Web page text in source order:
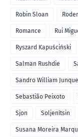
Robin Sloan
Romance Rui
Ryszard Kapuściński
Salman Rushdie
Sandro William
Sebastião Peixoto
Sjon Soljenítsin
Susana Moreira